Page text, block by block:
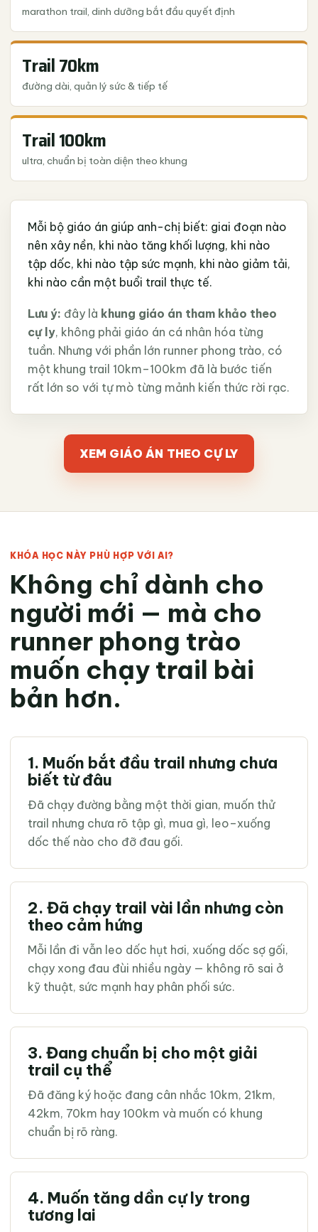
marathon trail, dinh dưỡng bắt đầu quyết định
Trail 70km
đường dài, quản lý sức & tiếp tế
Trail 100km
ultra, chuẩn bị toàn diện theo khung
Mỗi bộ giáo án giúp anh-chị biết: giai đoạn nào
nên xây nền, khi nào tăng khối lượng, khi nào
tập dốc, khi nào tập sức mạnh, khi nào giảm tải,
khi nào cần một buổi trail thực tế.
Lưu ý: đây là khung giáo án tham khảo theo
cự ly, không phải giáo án cá nhân hóa từng
tuần. Nhưng với phần lớn runner phong trào, có
một khung trail 10km–100km đã là bước tiến
rất lớn so với tự mò từng mảnh kiến thức rời rạc.
XEM GIÁO ÁN THEO CỰ LY
KHÓA HỌC NÀY PHÙ HỢP VỚI AI?
Không chỉ dành cho
người mới — mà cho
runner phong trào
muốn chạy trail bài
bản hơn.
1. Muốn bắt đầu trail nhưng chưa
biết từ đâu
Đã chạy đường bằng một thời gian, muốn thử
trail nhưng chưa rõ tập gì, mua gì, leo–xuống
dốc thế nào cho đỡ đau gối.
2. Đã chạy trail vài lần nhưng còn
theo cảm hứng
Mỗi lần đi vẫn leo dốc hụt hơi, xuống dốc sợ gối,
chạy xong đau đùi nhiều ngày — không rõ sai ở
kỹ thuật, sức mạnh hay phân phối sức.
3. Đang chuẩn bị cho một giải
trail cụ thể
Đã đăng ký hoặc đang cân nhắc 10km, 21km,
42km, 70km hay 100km và muốn có khung
chuẩn bị rõ ràng.
4. Muốn tăng dần cự ly trong
tương lai